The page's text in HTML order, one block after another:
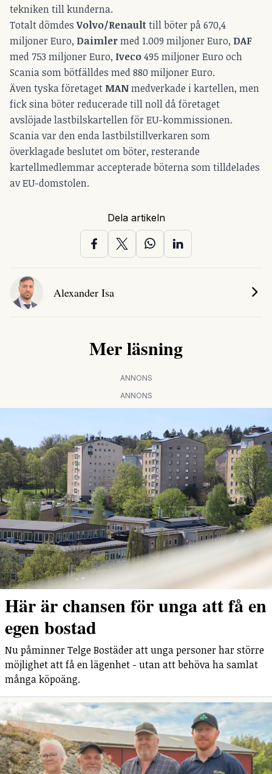
tekniken till kunderna.
Totalt dömdesVolvo/Renaulttill böter på 670,4
miljoner Euro, Daimlermed 1.009 miljoner Euro, DAF
med 753 miljoner Euro, Iveco495 miljoner Euro och
Scania som bötfälldes med 880 miljoner Euro.
Även tyska företaget MANmedverkade i kartellen, men
fick sina böter reducerade till noll då företaget
avslöjade lastbilskartellen för EU-kommissionen.
Scania var den enda lastbilstillverkaren som
överklagade beslutet om böter, resterande
kartellmedlemmar accepterade böterna som tilldelades
av EU-domstolen.
Dela artikeln
Alexander Isa
Mer läsning
ANNONS
ANNONS
Här är chansen för unga att få en
egen bostad
Nu påminner Telge Bostäder att unga personer har större
möjlighet att få en lägenhet - utan att behöva ha samlat
många köpoäng.